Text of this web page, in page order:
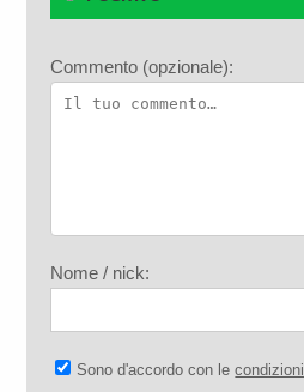
Commento (opzionale):
Nome / nick:
Sono d'accordo con lecondizioni